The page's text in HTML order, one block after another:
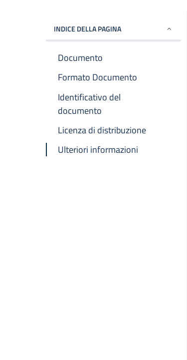
INDICE DELLA PAGINA
Documento
Formato Documento
Identificativo del
documento
Licenza di distribuzione
Ulteriori informazioni